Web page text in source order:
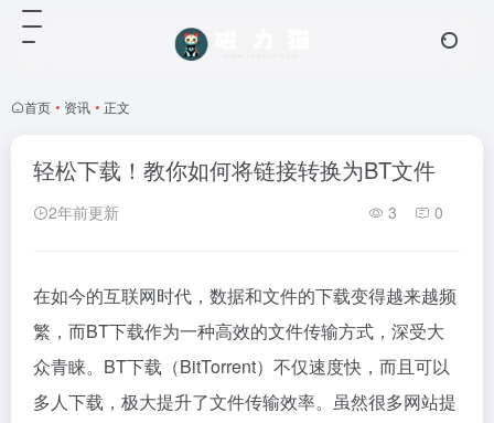
首页 • 资讯 • 正文
轻松下载！教你如何将链接转换为BT文件
2年前更新 3 0
在如今的互联网时代，数据和文件的下载变得越来越频
繁，而BT下载作为一种高效的文件传输方式，深受大
众青睐。BT下载（BitTorrent）不仅速度快，而且可以
多人下载，极大提升了文件传输效率。虽然很多网站提